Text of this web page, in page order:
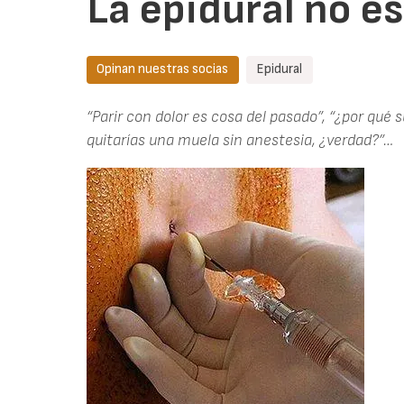
Opinan nuestras socias Epidural
“Parir con dolor es cosa del pasado”, “¿por
quitarías una muela sin anestesia, ¿verdad?”…